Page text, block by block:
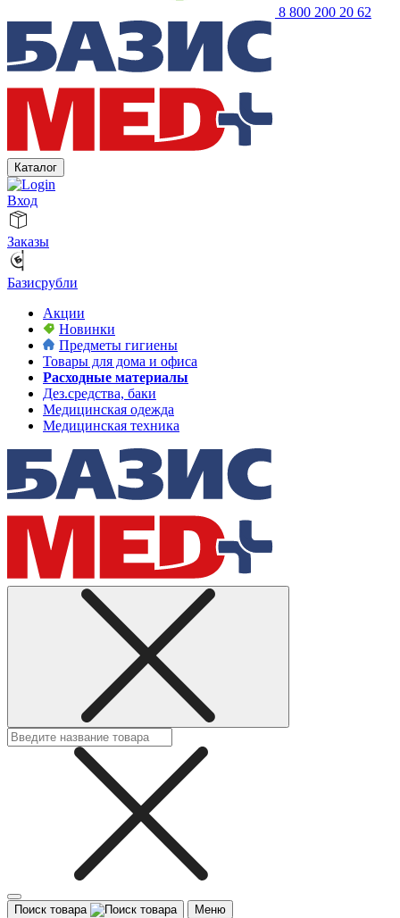
8 800 200 20 62
Каталог
Вход
Заказы
Базисрубли
Акции
Новинки
Предметы гигиены
Товары для дома и офиса
Расходные материалы
Дез.средства, баки
Медицинская одежда
Медицинская техника
Поиск товара Меню